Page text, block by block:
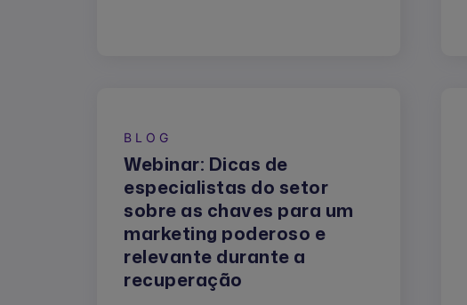
BLOG
Webinar: Dicas de
especialistas do setor
sobre as chaves para um
marketing poderoso e
relevante durante a
recuperação